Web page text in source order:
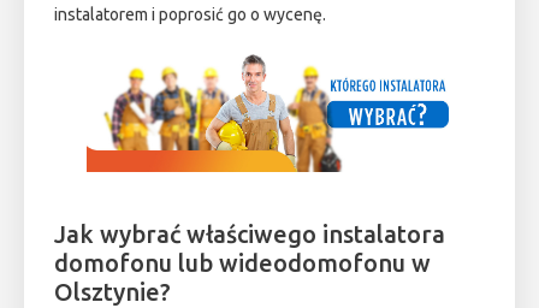
instalatorem i poprosić go o wycenę.
Jak wybrać właściwego instalatora
domofonu lub wideodomofonu w
Olsztynie?